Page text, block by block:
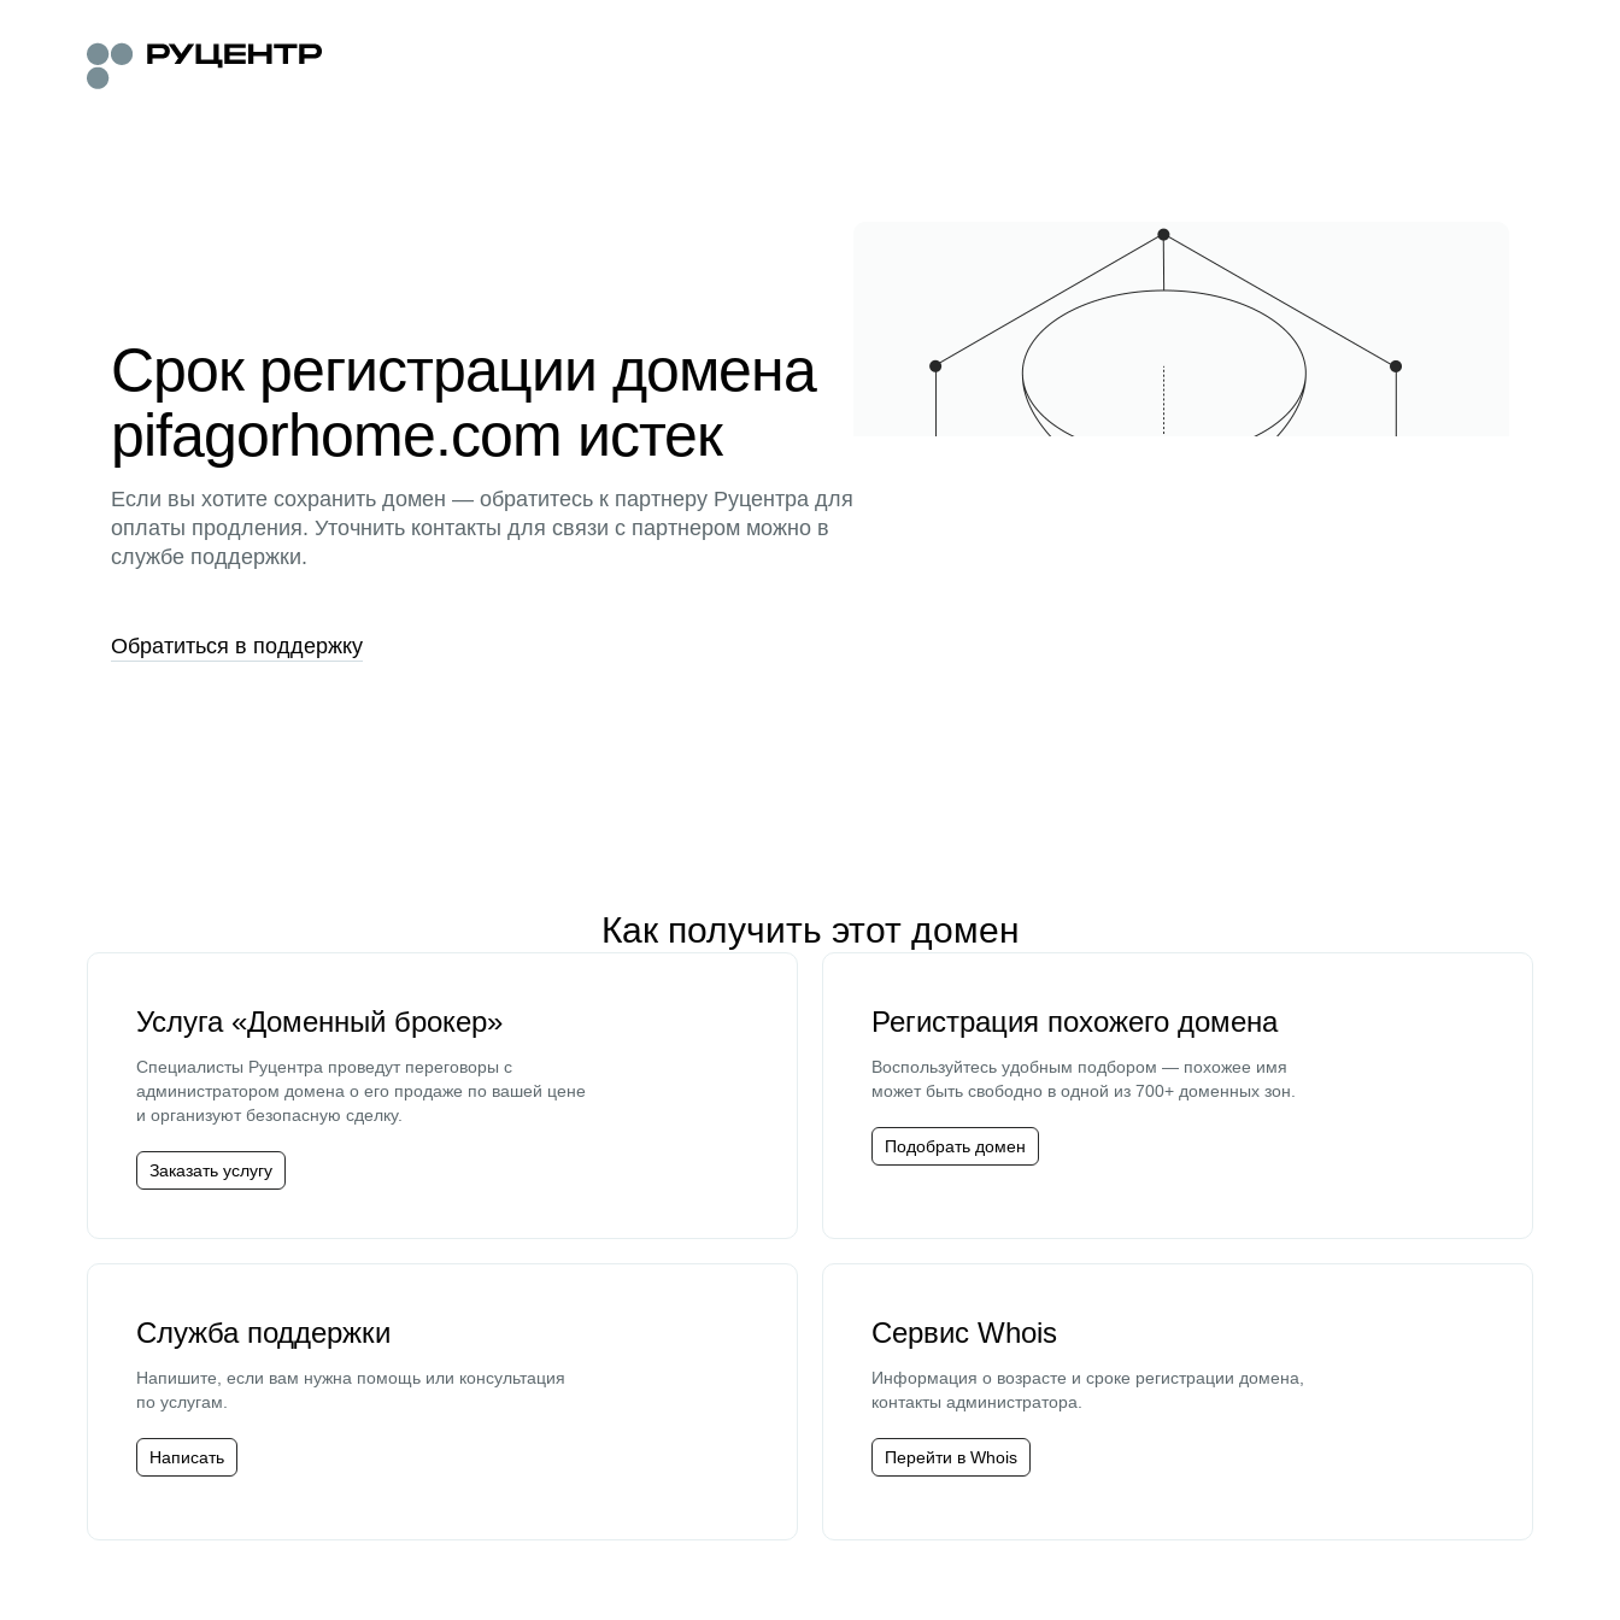
Срок регистрации домена
pifagorhome.com истек
Если вы хотите сохранить домен — обратитесь к партнеру Руцентра для
оплаты продления. Уточнить контакты для связи с партнером можно в
службе поддержки.
Обратиться в поддержку
Как получить этот домен
Услуга «Доменный брокер»
Специалисты Руцентра проведут переговоры с
администратором домена о его продаже по вашей цене
и организуют безопасную сделку.
Заказать услугу
Регистрация похожего домена
Воспользуйтесь удобным подбором — похожее имя
может быть свободно в одной из 700+ доменных зон.
Подобрать домен
Служба поддержки
Напишите, если вам нужна помощь или консультация
по услугам.
Написать
Сервис Whois
Информация о возрасте и сроке регистрации домена,
контакты администратора.
Перейти в Whois